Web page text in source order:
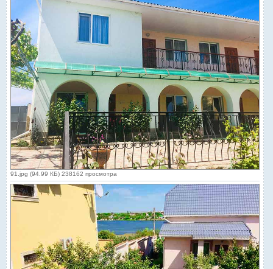
91.jpg (94.99 КБ) 238162 просмотра